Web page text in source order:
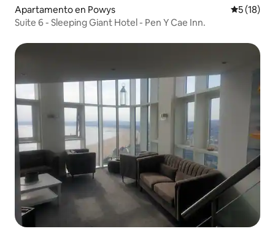
Apartamento en Powys
5 (18)
Suite 6 - Sleeping Giant Hotel - Pen Y Cae Inn.